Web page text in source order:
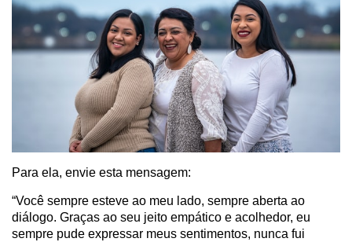
Para ela, envie esta mensagem:
“Você sempre esteve ao meu lado, sempre aberta ao
diálogo. Graças ao seu jeito empático e acolhedor, eu
sempre pude expressar meus sentimentos, nunca fui